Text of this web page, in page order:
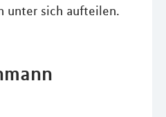
unter sich aufteilen.